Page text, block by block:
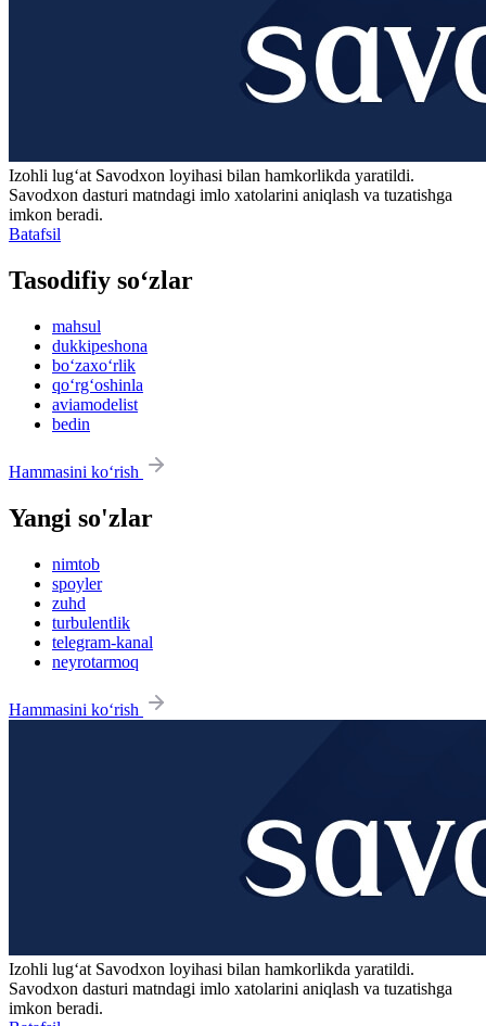
Izohli lugʻat Savodxon loyihasi bilan hamkorlikda yaratildi.
Savodxon dasturi matndagi imlo xatolarini aniqlash va tuzatishga
imkon beradi.
Batafsil
Tasodifiy so‘zlar
mahsul
dukkipeshona
bo‘zaxo‘rlik
qo‘rg‘oshinla
aviamodelist
bedin
Hammasini ko‘rish
Yangi so'zlar
nimtob
spoyler
zuhd
turbulentlik
telegram-kanal
neyrotarmoq
Hammasini ko‘rish
Izohli lugʻat Savodxon loyihasi bilan hamkorlikda yaratildi.
Savodxon dasturi matndagi imlo xatolarini aniqlash va tuzatishga
imkon beradi.